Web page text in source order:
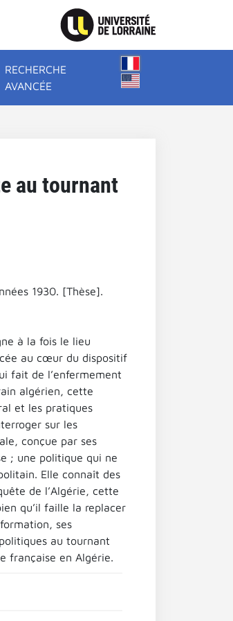
RECHERCHE
AVANCÉE
au tournant
1930. [Thèse].
à la fois le lieu
au cœur du dispositif
fait de l’enfermement
algérien, cette
et les pratiques
sur les
conçue par ses
; une politique qui ne
Elle connaît des
de l’Algérie, cette
qu’il faille la replacer
ses
au tournant
française en Algérie.